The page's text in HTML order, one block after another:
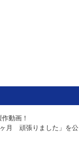
動画！
月 頑張りました 」を公